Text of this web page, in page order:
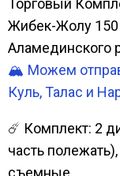
Жибек-Жолу 150
Аламединского
🏔️ Можем
Куль, Талас и
☄️ Комплект: 2
часть
съемные